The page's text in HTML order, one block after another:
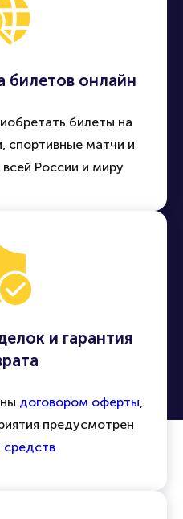
билетов онлайн
билеты на
спортивные матчи и
России и миру
и гарантия
договором оферты,
предусмотрен
средств